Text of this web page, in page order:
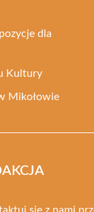
dla
Kultury
Mikołowie